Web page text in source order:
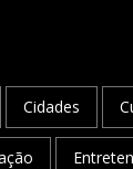
Cidades